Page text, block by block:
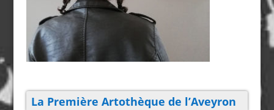
La Première Artothèque de l’Aveyron